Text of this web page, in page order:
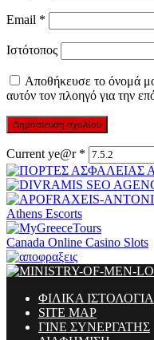
Email *
Ιστότοπος
Αποθήκευσε το όνομά
αυτόν τον πλοηγό για την
Current ye@r *
Athens Escorts
Canada Online Casino Slots
ΦΙΛΙΚΑ ΙΣΤΟΛΟΓΙΑ
SITE MAP
ΓΙΝΕ ΣΥΝΕΡΓΑΤΗΣ